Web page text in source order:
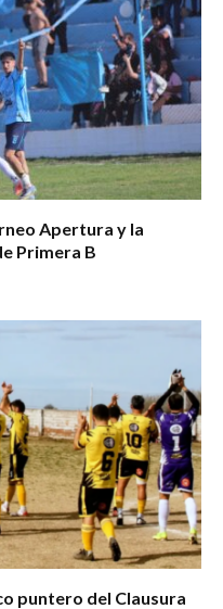
Apertura y la
Primera B
puntero del Clausura